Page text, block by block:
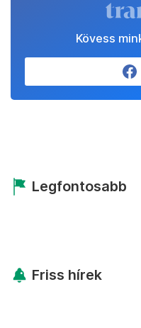
Kövess
Legfontosabb
Friss hírek